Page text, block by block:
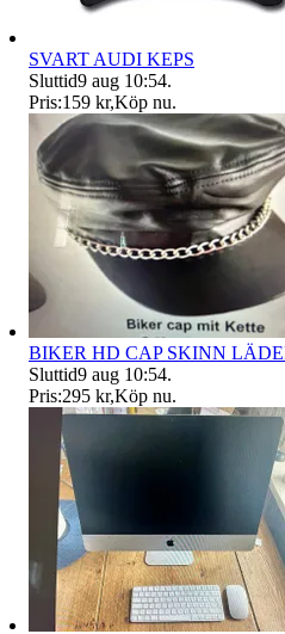
SVART AUDI KEPS
Sluttid9 aug 10:54.
Pris:159 kr,Köp nu.
BIKER HD CAP SKINN
Sluttid9 aug 10:54.
Pris:295 kr,Köp nu.